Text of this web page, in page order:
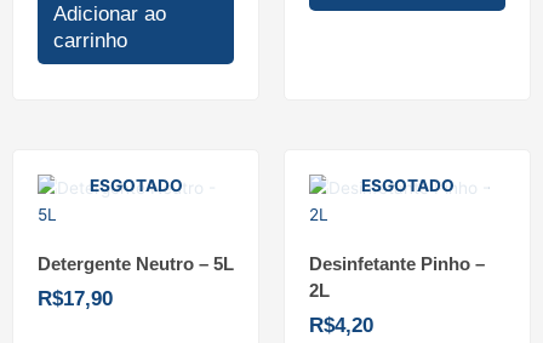
Adicionar ao
carrinho
ESGOTADO
Detergente Neutro – 5L
R$17,90
ESGOTADO
Desinfetante Pinho –
2L
R$4,20